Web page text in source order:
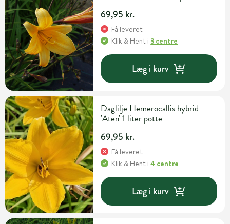
69,95 kr.
Få leveret
Klik & Hent i3 centre
Læg i kurv
Daglilje Hemerocallis hybrid
'Aten' 1 liter potte
69,95 kr.
Få leveret
Klik & Hent i4 centre
Læg i kurv